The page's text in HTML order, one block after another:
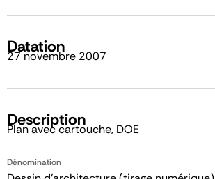
Datation
27 novembre 2007
Description
Plan avec cartouche, DOE
Dénomination